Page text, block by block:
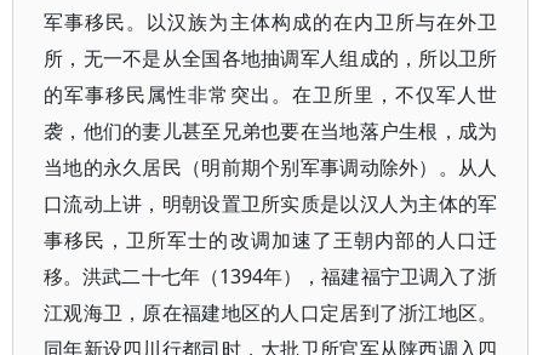
军事移民。以汉族为主体构成的在内卫所与在外卫
所，无一不是从全国各地抽调军人组成的，所以卫所
的军事移民属性非常突出。在卫所里，不仅军人世
袭，他们的妻儿甚至兄弟也要在当地落户生根，成为
当地的永久居民（明前期个别军事调动除外）。从人
口流动上讲，明朝设置卫所实质是以汉人为主体的军
事移民，卫所军士的改调加速了王朝内部的人口迁
移。洪武二十七年（1394年），福建福宁卫调入了浙
江观海卫，原在福建地区的人口定居到了浙江地区。
同年新设四川行都司时，大批卫所官军从陕西调入四